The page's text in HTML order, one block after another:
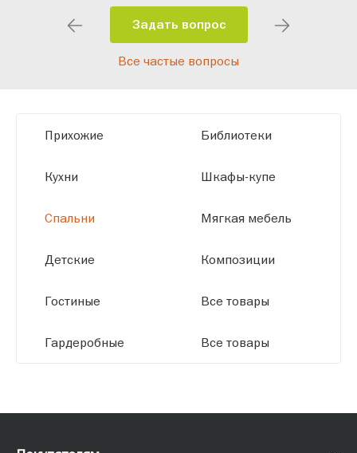
помещения и личные пожелания.
Благодаря современному
высокотехнологичному оборудованию
размерам.
Задать вопрос
Все частые вопросы
Прихожие
Кухни
Спальни
Детские
Гостиные
Гардеробные
Библиотеки
Шкафы-купе
Мягкая мебель
Композиции
Все товары
Все товары